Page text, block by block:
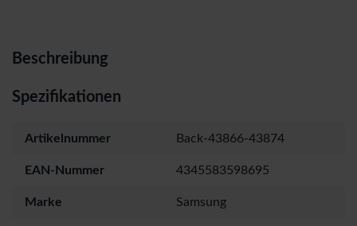
Beschreibung
Spezifikationen
Artikelnummer Back-43866-43874
EAN-Nummer 4345583598695
Marke Samsung